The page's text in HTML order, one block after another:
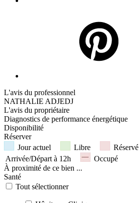
L'avis du professionnel
NATHALIE ADJEDJ
L'avis du propriétaire
Diagnostics de performance énergétique
Disponibilité
Réserver
Jour actuel
Libre
Réservé
Arrivée/Départ à 12h
Occupé
À proximité de ce bien ...
Santé
Tout sélectionner